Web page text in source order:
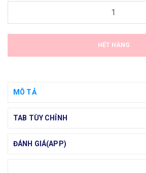
HẾT HÀNG
MÔ TẢ
TAB TÙY CHỈNH
ĐÁNH GIÁ(APP)